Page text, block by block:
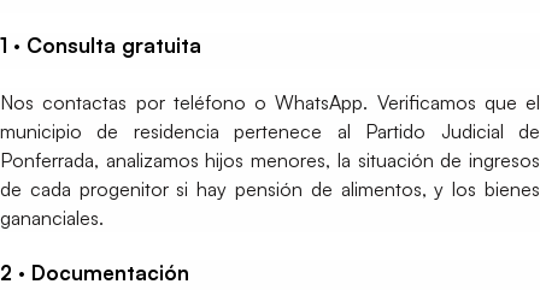
1 · Consulta gratuita
Nos contactas por teléfono o WhatsApp. Verificamos que el
municipio de residencia pertenece al Partido Judicial de
Ponferrada, analizamos hijos menores, la situación de ingresos
de cada progenitor si hay pensión de alimentos, y los bienes
gananciales.
2 · Documentación